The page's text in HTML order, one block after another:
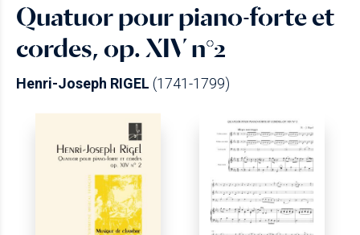
Quatuor pour piano-forte et
cordes, op. XIV n°2
Henri-Joseph RIGEL (1741-1799)